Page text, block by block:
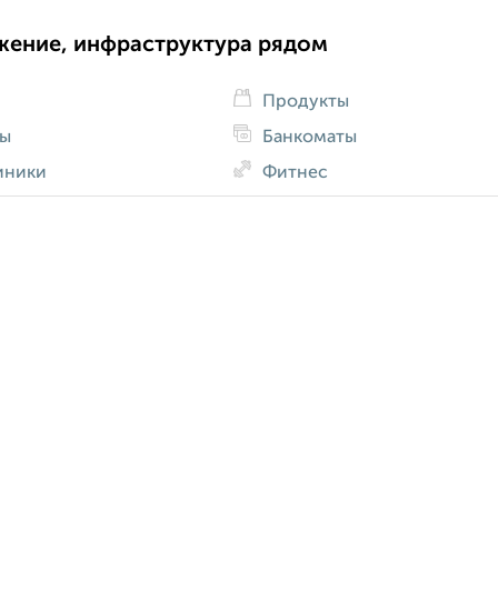
инфраструктура рядом
Продукты
Банкоматы
Фитнес